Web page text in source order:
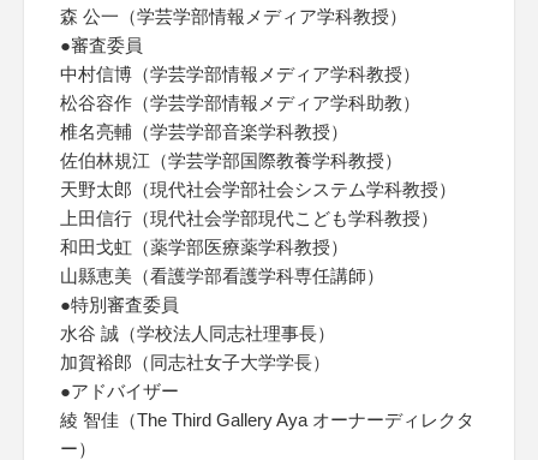
森 公一（学芸学部情報メディア学科教授）
●審査委員
中村信博（学芸学部情報メディア学科教授）
松谷容作（学芸学部情報メディア学科助教）
椎名亮輔（学芸学部音楽学科教授）
佐伯林規江（学芸学部国際教養学科教授）
天野太郎（現代社会学部社会システム学科教授）
上田信行（現代社会学部現代こども学科教授）
和田戈虹（薬学部医療薬学科教授）
山縣恵美（看護学部看護学科専任講師）
●特別審査委員
水谷 誠（学校法人同志社理事長）
加賀裕郎（同志社女子大学学長）
●アドバイザー
綾 智佳（The Third Gallery Aya オーナーディレクタ
ー）